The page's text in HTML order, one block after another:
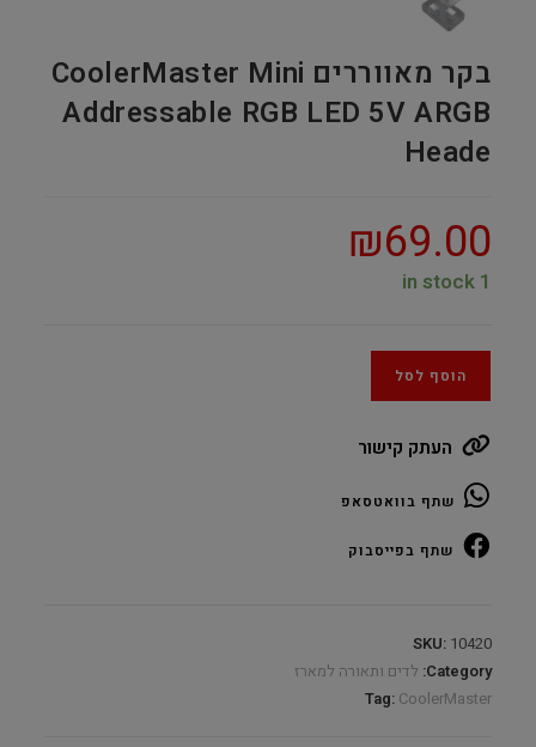
בקר מאווררים CoolerMaster Mini
Addressable RGB LED 5V ARGB
Heade
₪69.00
1 in stock
הוסף לסל
העתק קישור
שתף בוואטסאפ
שתף בפייסבוק
SKU: 10420
Category: לדים ותאורה למארז
Tag: CoolerMaster